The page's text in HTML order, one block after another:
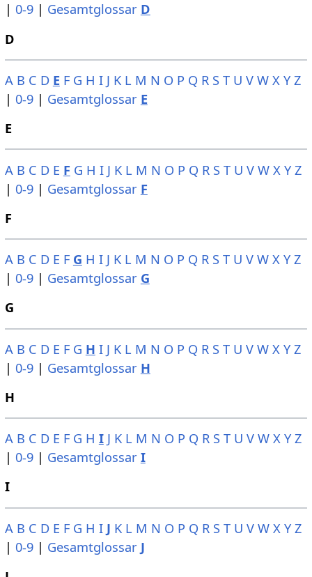
| 0-9| Gesamtglossar D
D
A B C D E F G H I J K L M N O P Q R S T U V W X Y Z
| 0-9| Gesamtglossar E
E
A B C D E F G H I J K L M N O P Q R S T U V W X Y Z
| 0-9| Gesamtglossar F
F
A B C D E F G H I J K L M N O P Q R S T U V W X Y Z
| 0-9| Gesamtglossar G
G
A B C D E F G H I J K L M N O P Q R S T U V W X Y Z
| 0-9| Gesamtglossar H
H
A B C D E F G H I J K L M N O P Q R S T U V W X Y Z
| 0-9| Gesamtglossar I
I
A B C D E F G H I J K L M N O P Q R S T U V W X Y Z
| 0-9| Gesamtglossar J